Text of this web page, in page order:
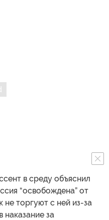
в среду объяснил
“освобождена” от
торгуют с ней из-за
наказание за